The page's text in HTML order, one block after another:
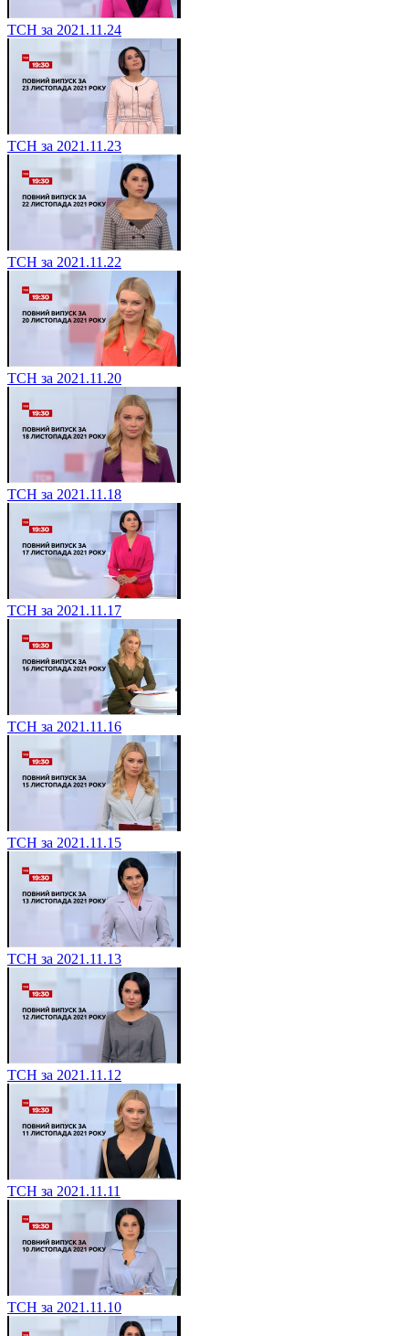
ТСН за 2021.11.24
ТСН за 2021.11.23
ТСН за 2021.11.22
ТСН за 2021.11.20
ТСН за 2021.11.18
ТСН за 2021.11.17
ТСН за 2021.11.16
ТСН за 2021.11.15
ТСН за 2021.11.13
ТСН за 2021.11.12
ТСН за 2021.11.11
ТСН за 2021.11.10